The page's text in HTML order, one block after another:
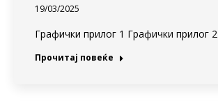
19/03/2025
Графички прилог 1 Графички прилог 2
Прочитај повеќе